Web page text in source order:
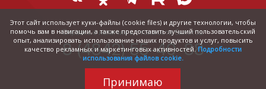
Справка о наличии и стоимости билетов:
8 (4842) 55-40-88
Этот сайт использует куки-файлы (cookie files) и другие технологии, чтобы
помочь вам в навигации, а также предоставить лучший пользовательский
опыт, анализировать использование наших продуктов и услуг, повысить
качество рекламных и маркетинговых активностей. Подробности
использования файлов cookie.
Принимаю